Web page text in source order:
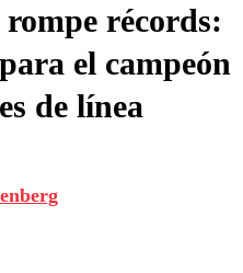
récords:
el campeón
de línea